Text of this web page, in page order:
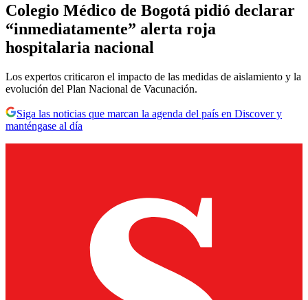
Colegio Médico de Bogotá pidió declarar
“inmediatamente” alerta roja
hospitalaria nacional
Los expertos criticaron el impacto de las medidas de aislamiento y la
evolución del Plan Nacional de Vacunación.
Siga las noticias que marcan la agenda del país en Discover y
manténgase al día